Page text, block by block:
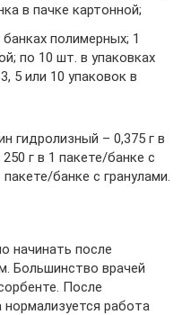
в пачке картонной;
полимерных; 1
по 10 шт. в упаковках
5 или 10 упаковок в
гидролизный – 0,375 г в
г в 1 пакете/банке с
банке с гранулами.
начинать после
Большинство врачей
После
работа